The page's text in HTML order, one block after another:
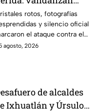
de
en
en medio de
crisis
rotos, fotografías
y silencio oficial
el ataque contra el
de desaparecidos,
agosto, 2026
de alcaldes
Ixhuatlán y Úrsulo